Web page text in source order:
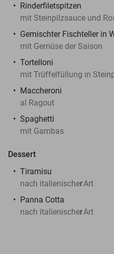
Rinderfiletspitzen
mit Steinpilzsauce und
Gemischter Fischteller in
mit Gemüse der Saison
Tortelloni
mit Trüffelfüllung in
Maccheroni
al Ragout
Spaghetti
mit Gambas
Dessert
Tiramisu
nach italienischerArt
Panna Cotta
nach italienischerArt